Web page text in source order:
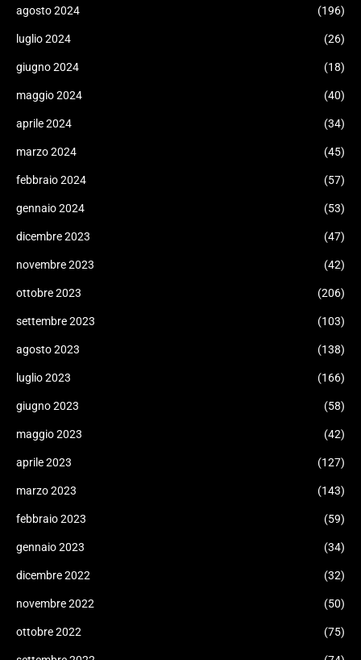
agosto 2024 (196)
luglio 2024 (26)
giugno 2024 (18)
maggio 2024 (40)
aprile 2024 (34)
marzo 2024 (45)
febbraio 2024 (57)
gennaio 2024 (53)
dicembre 2023 (47)
novembre 2023 (42)
ottobre 2023 (206)
settembre 2023 (103)
agosto 2023 (138)
luglio 2023 (166)
giugno 2023 (58)
maggio 2023 (42)
aprile 2023 (127)
marzo 2023 (143)
febbraio 2023 (59)
gennaio 2023 (34)
dicembre 2022 (32)
novembre 2022 (50)
ottobre 2022 (75)